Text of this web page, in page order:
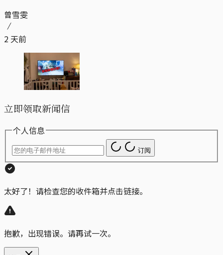
曾雪雯
2 天前
立即领取新闻信
个人信息
订阅
太好了！请检查您的收件箱并点击链接。
抱歉，出现错误。请再试一次。